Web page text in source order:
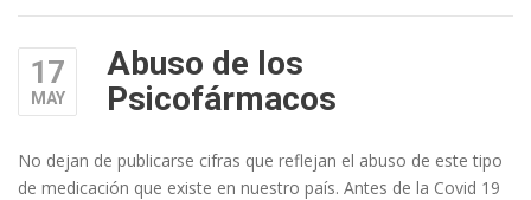
17
MAY
Abuso de los
Psicofármacos
No dejan de publicarse cifras que reflejan el abuso de este tipo
de medicación que existe en nuestro país. Antes de la Covid 19